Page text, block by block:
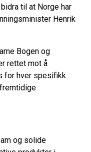
til at Norge har
Henrik
Bogen og
rettet mot å
for hver spesifikk
og solide